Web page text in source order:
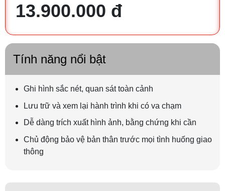
13.900.000 đ
Tính năng nổi bật
Ghi hình sắc nét, quan sát toàn cảnh
Lưu trữ và xem lại hành trình khi có va chạm
Dễ dàng trích xuất hình ảnh, bằng chứng khi cần
Chủ động bảo vệ bản thân trước mọi tình huống giao
thông